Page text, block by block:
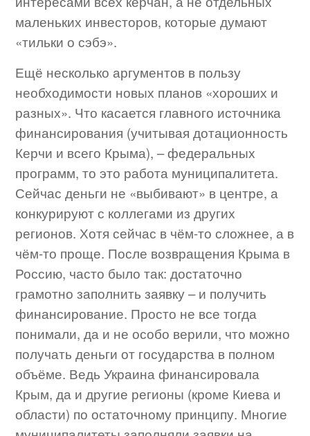
маленьких инвесторов, которые думают
«тильки о сэбэ».
Ещё несколько аргументов в пользу
необходимости новых планов «хороших и
разных». Что касается главного источника
финансирования (учитывая дотационность
Керчи и всего Крыма), – федеральных
программ, то это работа муниципалитета.
Сейчас деньги не «выбивают» в центре, а
конкурируют с коллегами из других
регионов. Хотя сейчас в чём-то сложнее, а в
чём-то проще. После возвращения Крыма в
Россию, часто было так: достаточно
грамотно заполнить заявку – и получить
финансирование. Просто не все тогда
понимали, да и не особо верили, что можно
получать деньги от государства в полном
объёме. Ведь Украина финансировала
Крым, да и другие регионы (кроме Киева и
области) по остаточному принципу. Многие